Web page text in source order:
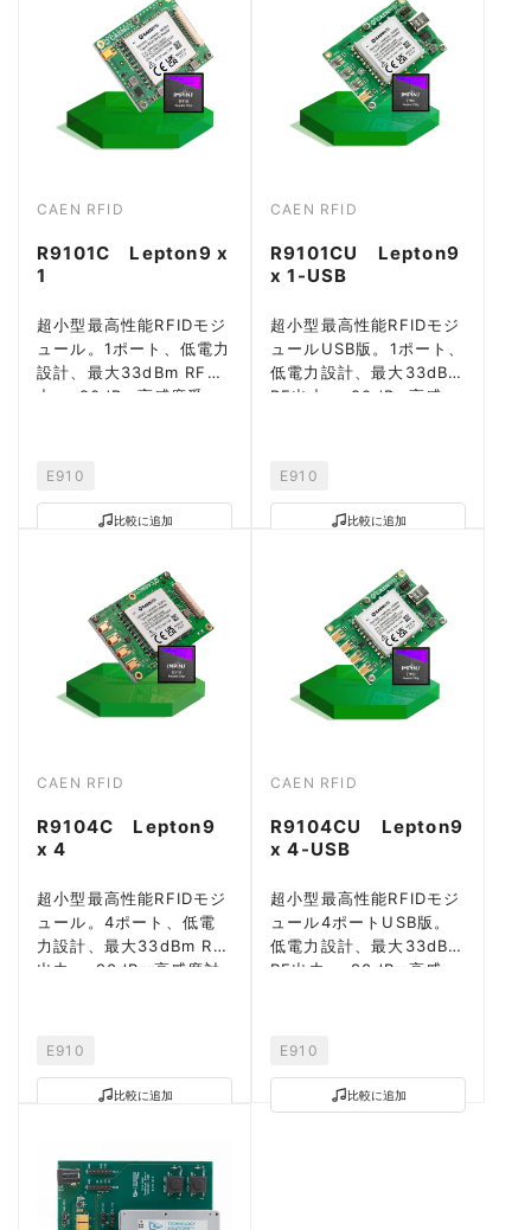
CAEN RFID
R9101C Lepton9 x
1
超小型最高性能RFIDモジ
ュール。1ポート、低電力
設計、最大33dBm RF出
力、-90dBm高感度受
E910
比較に追加
CAEN RFID
R9101CU Lepton9
x 1-USB
超小型最高性能RFIDモジ
ュールUSB版。1ポート、
低電力設計、最大33dBm
RF出力、-90dBm高感
E910
比較に追加
CAEN RFID
R9104C Lepton9
x 4
超小型最高性能RFIDモジ
ュール。4ポート、低電
力設計、最大33dBm RF
出力、-90dBm高感度対
E910
比較に追加
CAEN RFID
R9104CU Lepton9
x 4-USB
超小型最高性能RFIDモジ
ュール4ポートUSB版。
低電力設計、最大33dBm
RF出力、-90dBm高感
E910
比較に追加